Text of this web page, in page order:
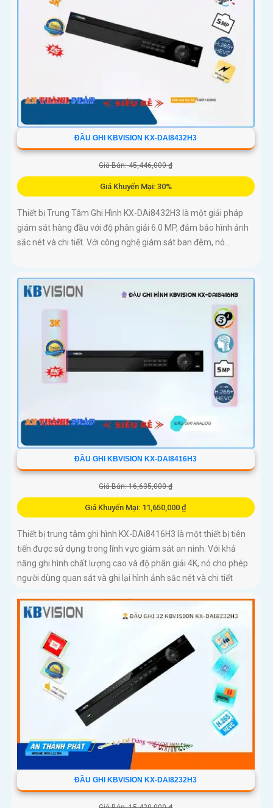
ĐẦU GHI KBVISION KX-DAI8432H3
Giá Bán: 45,446,000 ₫
Giá Khuyến Mại: 30%
Thiết bị Trung Tâm Ghi Hình KX-DAi8432H3 là một giải pháp
giám sát hàng đầu với độ phân giải 6.0 MP, đảm bảo hình ảnh
sắc nét và chi tiết. Với công nghệ giám sát ban đêm, nó...
ĐẦU GHI KBVISION KX-DAI8416H3
Giá Bán: 16,635,000 ₫
Giá Khuyến Mại: 11,650,000 ₫
Thiết bị trung tâm ghi hình KX-DAi8416H3 là một thiết bị tiên
tiến được sử dụng trong lĩnh vực giám sát an ninh. Với khả
năng ghi hình chất lượng cao và độ phân giải 4K, nó cho phép
người dùng quan sát và ghi lại hình ảnh sắc nét và chi tiết
ĐẦU GHI KBVISION KX-DAI8232H3